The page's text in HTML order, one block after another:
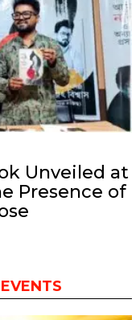
Unveiled at
Presence of